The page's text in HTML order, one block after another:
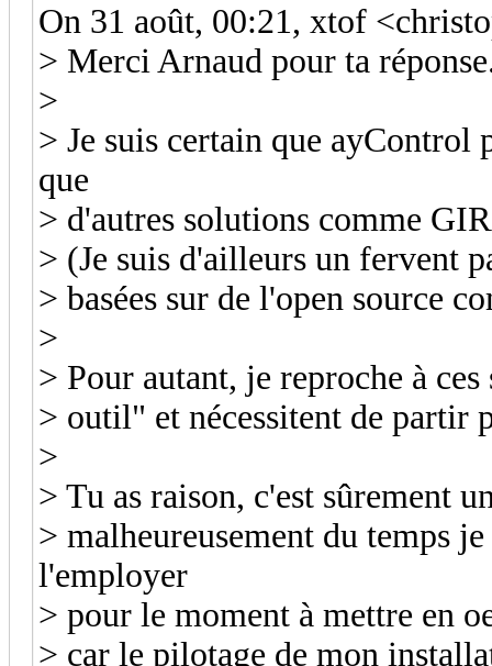
On 31 août, 00:21, xtof
> Merci Arnaud pour ta
>
> Je suis certain que ayControl
que
> d'autres solutions comme
> (Je suis d'ailleurs un fervent
> basées sur de l'open source
>
> Pour autant, je reproche à
> outil" et nécessitent de partir
>
> Tu as raison, c'est sûrement
> malheureusement du temps
l'employer
> pour le moment à mettre en
> car le pilotage de mon